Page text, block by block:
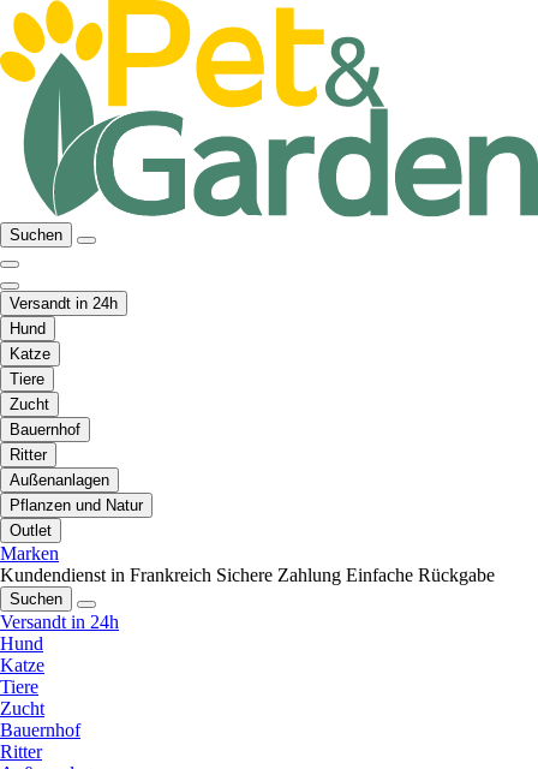
Suchen
Versandt in 24h
Hund
Katze
Tiere
Zucht
Bauernhof
Ritter
Außenanlagen
Pflanzen und Natur
Outlet
Marken
Kundendienst in Frankreich Sichere Zahlung Einfache Rückgabe
Suchen
Versandt in 24h
Hund
Katze
Tiere
Zucht
Bauernhof
Ritter